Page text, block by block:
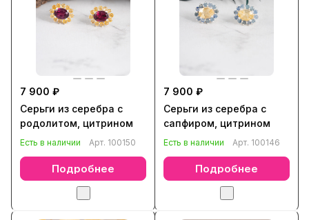
7 900 ₽
Серьги из серебра с
родолитом, цитрином
Есть в наличии Арт. 100150
Подробнее
7 900 ₽
Серьги из серебра с
сапфиром, цитрином
Есть в наличии Арт. 100146
Подробнее